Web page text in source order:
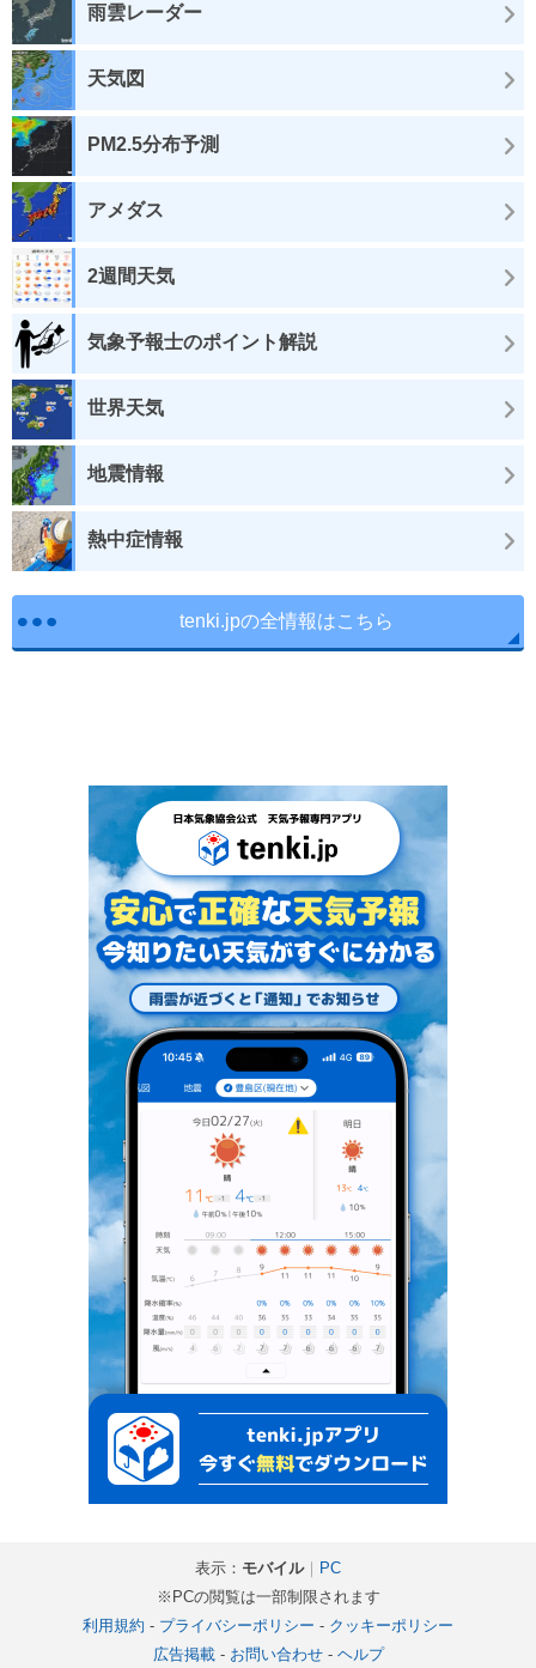
雨雲レーダー
天気図
PM2.5分布予測
アメダス
2週間天気
気象予報士のポイント解説
世界天気
地震情報
熱中症情報
tenki.jpの全情報はこちら
表示： モバイル｜ PC
※PCの閲覧は一部制限されます
利用規約 - プライバシーポリシー - クッキーポリシー
広告掲載- お問い合わせ- ヘルプ